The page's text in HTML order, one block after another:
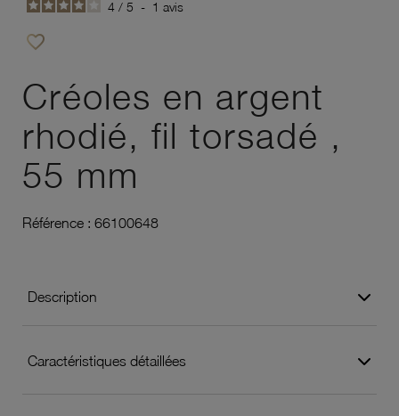
4 / 5 - 1 avis
favorite_border
Créoles en argent
rhodié, fil torsadé ,
55 mm
Référence : 66100648
Description
Caractéristiques détaillées